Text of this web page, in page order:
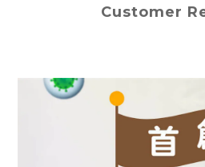
Customer